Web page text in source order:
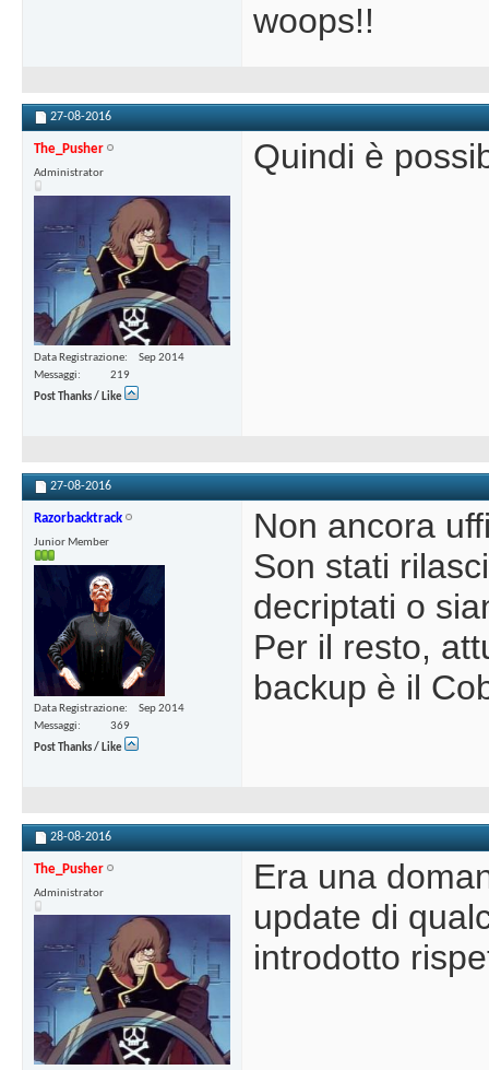
woops!!
27-08-2016
The_Pusher
Administrator
Data Registrazione
Sep 2014
Messaggi
219
Post Thanks / Like
Quindi è
27-08-2016
Razorbacktrack
Junior Member
Data Registrazione
Sep 2014
Messaggi
369
Post Thanks / Like
Non ancora
Son stati
decriptati o
Per il resto,
backup è il
28-08-2016
The_Pusher
Administrator
Era una
update di
introdotto